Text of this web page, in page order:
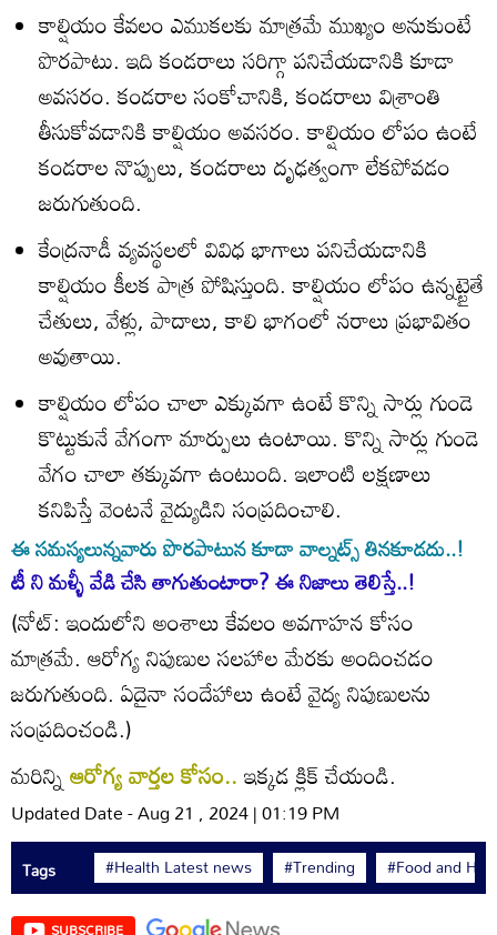
కాల్షియం కేవలం ఎముకలకు మాత్రమే ముఖ్యం అనుకుంటే
పొరపాటు. ఇది కండరాలు సరిగ్గా పనిచేయడానికి కూడా
అవసరం. కండరాల సంకోచానికి, కండరాలు విశ్రాంతి
తీసుకోవడానికి కాల్షియం అవసరం. కాల్షియం లోపం ఉంటే
కండరాల నొప్పులు, కండరాలు దృఢత్వంగా లేకపోవడం
జరుగుతుంది.
కేంద్రనాడీ వ్యవస్థలలో వివిధ భాగాలు పనిచేయడానికి
కాల్షియం కీలక పాత్ర పోషిస్తుంది. కాల్షియం లోపం ఉన్నట్టైతే
చేతులు, వేళ్లు, పాదాలు, కాలి భాగంలో నరాలు ప్రభావితం
అవుతాయి.
కాల్షియం లోపం చాలా ఎక్కువగా ఉంటే కొన్ని సార్లు గుండె
కొట్టుకునే వేగంగా మార్పులు ఉంటాయి. కొన్ని సార్లు గుండె
వేగం చాలా తక్కువగా ఉంటుంది. ఇలాంటి లక్షణాలు
కనిపిస్తే వెంటనే వైద్యుడిని సంప్రదించాలి.
ఈ సమస్యలున్నవారు పొరపాటున కూడా వాల్నట్స్ తినకూడదు..!
టీ ని మళ్ళీ వేడి చేసి తాగుతుంటారా? ఈ నిజాలు తెలిస్తే..!
(నోట్‌: ఇందులోని అంశాలు కేవలం అవగాహన కోసం
మాత్రమే. ఆరోగ్య నిపుణుల సలహాల మేరకు అందించడం
జరుగుతుంది. ఏదైనా సందేహాలు ఉంటే వైద్య నిపుణులను
సంప్రదించండి.)
మరిన్నిఆరోగ్య వార్తల కోసం..ఇక్కడ క్లిక్ చేయండి.
Updated Date - Aug 21 , 2024 | 01:19 PM
Tags #Health Latest news #Trending #Food and